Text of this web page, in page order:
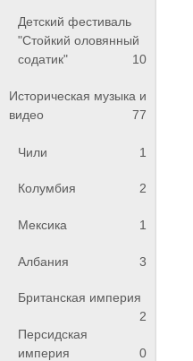
Детский фестиваль
"Стойкий оловянный
содатик"
10
Историческая музыка и
видео
77
Чили 1
Колумбия 2
Мексика 1
Албания 3
Британская империя
2
Персидская
империя
0